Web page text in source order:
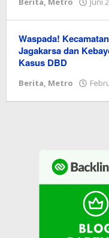
Waspada!
Jagakarsa dan
Kasus DBD
Berita, Metro